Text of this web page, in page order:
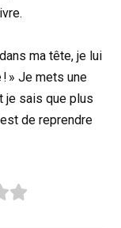
ma tête, je lui
! » Je mets une
je sais que plus
de reprendre